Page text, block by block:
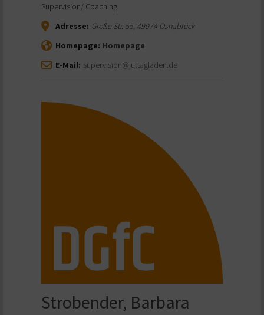
Supervision/ Coaching
Adresse: Große Str. 55, 49074 Osnabrück
Homepage: Homepage
E-Mail: supervision@juttagladen.de
Strobender, Barbara